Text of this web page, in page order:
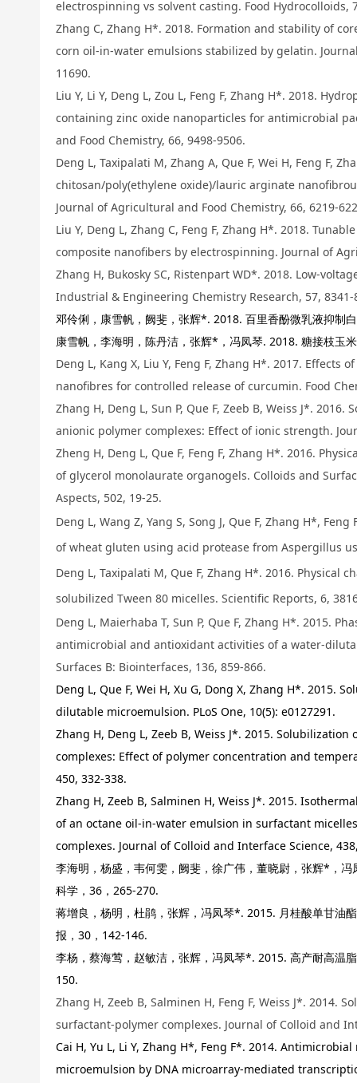
electrospinning vs solvent casting. Food Hydrocolloids,
Zhang C, Zhang H*. 2018. Formation and stability of
corn oil-in-water emulsions stabilized by gelatin.
11690.
Liu Y, Li Y, Deng L, Zou L, Feng F, Zhang H*. 2018.
containing zinc oxide nanoparticles for antimicrobial
and Food Chemistry, 66, 9498-9506.
Deng L, Taxipalati M, Zhang A, Que F, Wei H, Feng F,
chitosan/poly(ethylene oxide)/lauric arginate
Journal of Agricultural and Food Chemistry, 66, 6219-
Liu Y, Deng L, Zhang C, Feng F, Zhang H*. 2018.
composite nanofibers by electrospinning. Journal of
Zhang H, Bukosky SC, Ristenpart WD*. 2018. Low-
Industrial & Engineering Chemistry Research, 57, 8341-
邓伶俐，康雪帆，阙斐，张辉*. 2018. 百里香酚微乳液抑制
康雪帆，李海明，陈丹洁，张辉*，冯凤琴. 2018. 糖接枝玉
Deng L, Kang X, Liu Y, Feng F, Zhang H*. 2017. Effects
nanofibres for controlled release of curcumin. Food
Zhang H, Deng L, Sun P, Que F, Zeeb B, Weiss J*.
anionic polymer complexes: Effect of ionic strength.
Zheng H, Deng L, Que F, Feng F, Zhang H*. 2016.
of glycerol monolaurate organogels. Colloids and
Aspects, 502, 19-25.
Deng L, Wang Z, Yang S, Song J, Que F, Zhang H*,
of wheat gluten using acid protease from Aspergillus
Deng L, Taxipalati M, Que F, Zhang H*. 2016. Physical
solubilized Tween 80 micelles. Scientific Reports, 6,
Deng L, Maierhaba T, Sun P, Que F, Zhang H*. 2015.
antimicrobial and antioxidant activities of a water-
Surfaces B: Biointerfaces, 136, 859-866.
Deng L, Que F, Wei H, Xu G, Dong X, Zhang H*. 2015.
dilutable microemulsion. PLoS One, 10(5): e0127291.
Zhang H, Deng L, Zeeb B, Weiss J*. 2015.
complexes: Effect of polymer concentration and
450, 332-338.
Zhang H, Zeeb B, Salminen H, Weiss J*. 2015.
of an octane oil-in-water emulsion in surfactant
complexes. Journal of Colloid and Interface Science,
李海明，杨盛，韦何雯，阙斐，徐广伟，董晓尉，张辉*，
科学，36，265-270.
蒋增良，杨明，杜鹃，张辉，冯凤琴*. 2015. 月桂酸单甘油
报，30，142-146.
李杨，蔡海莺，赵敏洁，张辉，冯凤琴*. 2015. 高产耐高温
150.
Zhang H, Zeeb B, Salminen H, Feng F, Weiss J*. 2014.
surfactant-polymer complexes. Journal of Colloid and
Cai H, Yu L, Li Y, Zhang H*, Feng F*. 2014.
microemulsion by DNA microarray-mediated